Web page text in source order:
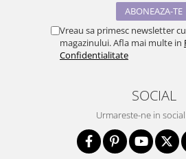
Vreau sa primesc newsletter
magazinului. Afla mai multe in
Confidentialitate
SOCIAL
Urmareste-ne in